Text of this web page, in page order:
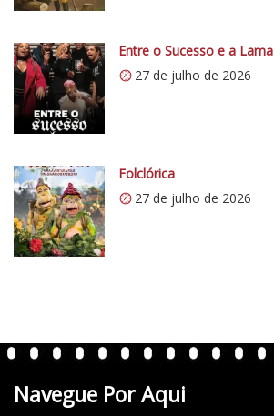
0
.
w
p
.
o
m
/
v
e
n
e
Entre o Sucesso e a Lama
27 de julho de 2026
Folclórica
27 de julho de 2026
Navegue Por Aqui